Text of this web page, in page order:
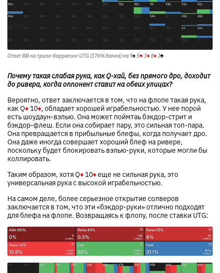
Ответ BB на трипл-баррелинг UTG (176% банка) на 9♠5♥ 3♦ 8♦ J♣
Почему такая слабая рука, как Q-хай, без прямого дро, доходит
до ривера, когда оппонент ставит на обеих улицах?
Вероятно, ответ заключается в том, что на флопе такая рука,
как Q♦ 10♦, обладает хорошей играбельностью. У нее порой
есть шоудаун-вэлью. Она может поймтаь бэкдор-стрит и
бэкдор-флеш. Если она собирает пару, это сильная топ-пара.
Она превращается в прибыльные блефы, когда получает дро.
Она даже иногда совершает хороший блеф на ривере,
поскольку будет блокировать вэлью-руки, которые могли бы
коллировать.
Таким образом, хотяQ♦ 10♦еще не сильная рука, это
универсальная рука с высокой играбельностью.
На самом деле, более серьезное открытие солверов
заключается в том, что эти «бэкдор-руки» отлично подходят
для блефа на флопе. Возвращаясь к флопу, после ставки UTG: